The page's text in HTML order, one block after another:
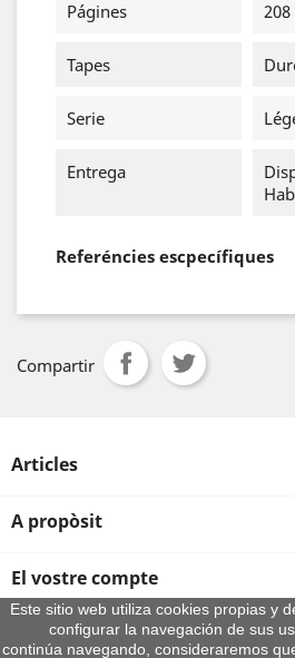
Págines 208
Tapes
Serie
Entrega
Referéncies escpecífiques
Compartir
Articles
A propòsit
El vostre compte
Informació sobre la botiga
Este sitio web utiliza cookies propias y
configurar la navegación de sus
continúa navegando, consideraremos